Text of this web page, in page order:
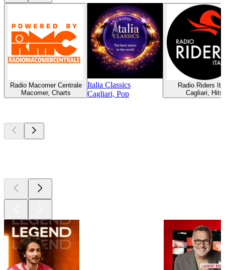
Radio Macomer Centrale
Macomer, Charts
Italia Classics
Cagliari, Pop
Radio Riders
Cagliari, Hits